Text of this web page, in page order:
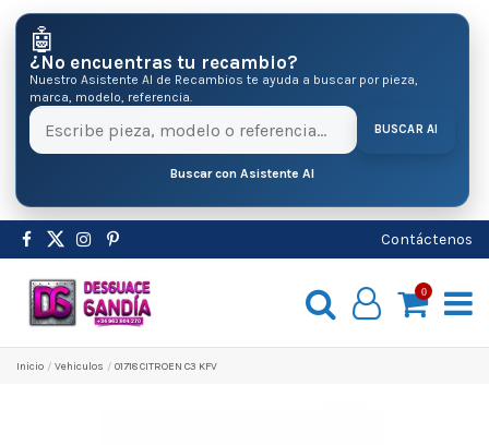
🤖
¿No encuentras tu recambio?
Nuestro Asistente AI de Recambios te ayuda a buscar por pieza,
marca, modelo, referencia.
BUSCAR AI
Buscar con Asistente AI
Contáctenos
0
Inicio Vehiculos 01718 CITROEN C3 KFV